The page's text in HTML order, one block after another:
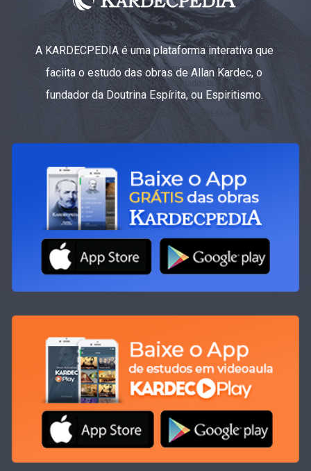
A KARDECPEDIA é uma plataforma interativa que
faciita o estudo das obras de Allan Kardec, o
fundador da Doutrina Espírita, ou Espiritismo.